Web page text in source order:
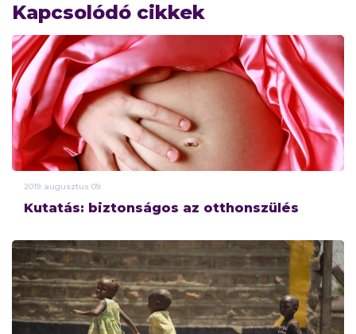
Kapcsolódó cikkek
2019. augusztus 09.
Kutatás: biztonságos az otthonszülés